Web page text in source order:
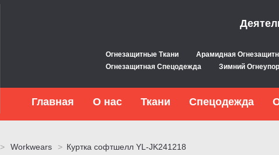
Огнезащитные Ткани Арамидная
Огнезащитная Спецодежда
Зимний
Главная О нас Ткани Спецодежда
> Workwears > Куртка софтшелл YL-JK241218